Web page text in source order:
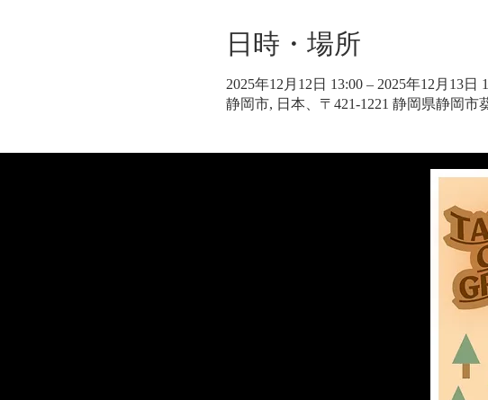
日時・場所
2025年12月12日 13:00 – 2025年12月13日
静岡市, 日本、〒421-1221 静岡県静岡市